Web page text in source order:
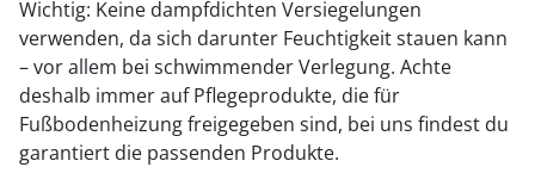
Wichtig: Keine dampfdichten Versiegelungen
verwenden, da sich darunter Feuchtigkeit stauen kann
– vor allem bei schwimmender Verlegung. Achte
deshalb immer auf Pflegeprodukte, die für
Fußbodenheizung freigegeben sind, bei uns findest du
garantiert die passenden Produkte.